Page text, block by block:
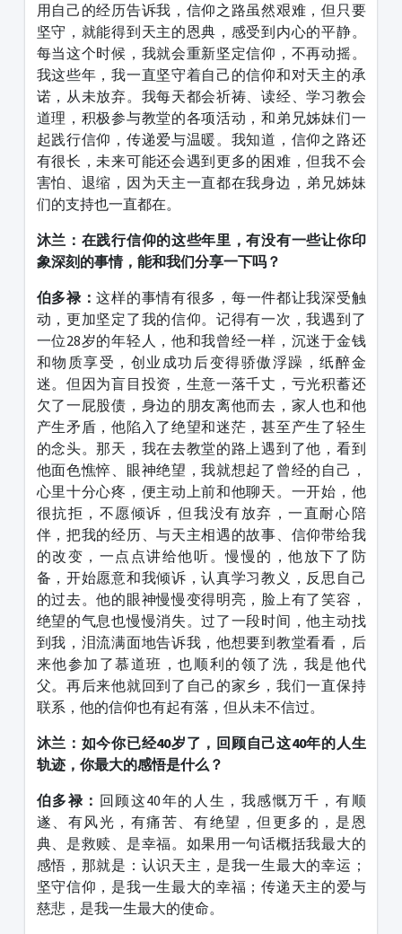
用自己的经历告诉我，信仰之路虽然艰难，但只要
坚守，就能得到天主的恩典，感受到内心的平静。
每当这个时候，我就会重新坚定信仰，不再动摇。
我这些年，我一直坚守着自己的信仰和对天主的承
诺，从未放弃。我每天都会祈祷、读经、学习教会
道理，积极参与教堂的各项活动，和弟兄姊妹们一
起践行信仰，传递爱与温暖。我知道，信仰之路还
有很长，未来可能还会遇到更多的困难，但我不会
害怕、退缩，因为天主一直都在我身边，弟兄姊妹
们的支持也一直都在。
沐兰：在践行信仰的这些年里，有没有一些让你印
象深刻的事情，能和我们分享一下吗？
伯多禄：这样的事情有很多，每一件都让我深受触
动，更加坚定了我的信仰。记得有一次，我遇到了
一位28岁的年轻人，他和我曾经一样，沉迷于金钱
和物质享受，创业成功后变得骄傲浮躁，纸醉金
迷。但因为盲目投资，生意一落千丈，亏光积蓄还
欠了一屁股债，身边的朋友离他而去，家人也和他
产生矛盾，他陷入了绝望和迷茫，甚至产生了轻生
的念头。那天，我在去教堂的路上遇到了他，看到
他面色憔悴、眼神绝望，我就想起了曾经的自己，
心里十分心疼，便主动上前和他聊天。一开始，他
很抗拒，不愿倾诉，但我没有放弃，一直耐心陪
伴，把我的经历、与天主相遇的故事、信仰带给我
的改变，一点点讲给他听。慢慢的，他放下了防
备，开始愿意和我倾诉，认真学习教义，反思自己
的过去。他的眼神慢慢变得明亮，脸上有了笑容，
绝望的气息也慢慢消失。过了一段时间，他主动找
到我，泪流满面地告诉我，他想要到教堂看看，后
来他参加了慕道班，也顺利的领了洗，我是他代
父。再后来他就回到了自己的家乡，我们一直保持
联系，他的信仰也有起有落，但从未不信过。
沐兰：如今你已经40岁了，回顾自己这40年的人生
轨迹，你最大的感悟是什么？
伯多禄： 回顾这40年的人生，我感慨万千，有顺
遂、有风光，有痛苦、有绝望，但更多的，是恩
典、是救赎、是幸福。如果用一句话概括我最大的
感悟，那就是：认识天主，是我一生最大的幸运；
坚守信仰，是我一生最大的幸福；传递天主的爱与
慈悲，是我一生最大的使命。